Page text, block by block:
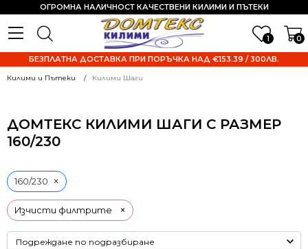
1 0
ОГРОМНА НАЛИЧНОСТ КАЧЕСТВЕНИ КИЛИМИ И ПЪТЕКИ
БЕЗПЛАТНА ДОСТАВКА ПРИ ПОРЪЧКА НАД €153.39 / 300ЛВ.
Килими и Пътеки Килими Шаги
ДОМТЕКС КИЛИМИ ШАГИ С РАЗМЕР
160/230
Изчисти филтрите ×
160/230 ×